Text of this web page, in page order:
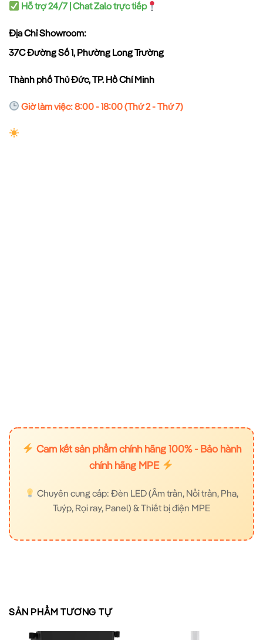
Hỗ trợ 24/7 | Chat Zalo trực tiếp
Địa Chỉ Showroom:
37C Đường Số 1, Phường Long Trường
Thành phố Thủ Đức, TP. Hồ Chí Minh
Giờ làm việc: 8:00 - 18:00 (Thứ 2 - Thứ 7)
Cam kết sản phẩm chính hãng 100% - Bảo hành
chính hãng MPE
Chuyên cung cấp: Đèn LED (Âm trần, Nổi trần, Pha,
Tuýp, Rọi ray, Panel) & Thiết bị điện MPE
SẢN PHẨM TƯƠNG TỰ